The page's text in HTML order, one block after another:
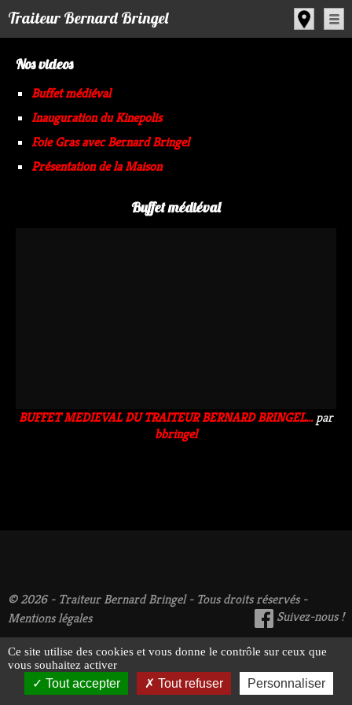
Traiteur Bernard Bringel
Nos videos
Buffet médiéval
Inauguration du Kinepolis
Foie Gras avec Bernard Bringel
Présentation de la Maison
Buffet médiéval
BUFFET MEDIEVAL DU TRAITEUR BERNARD BRINGEL... par
bbringel
© 2026 - Traiteur Bernard Bringel - Tous droits réservés -
Mentions légales
Suivez-nous !
Panneau de gestion des cookies
Ce site utilise des cookies et vous donne le contrôle sur ceux que
vous souhaitez activer
Tout accepter Tout refuser Personnaliser